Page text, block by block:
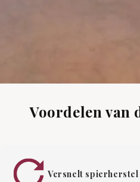
Voordelen van
Versnelt spierherstel